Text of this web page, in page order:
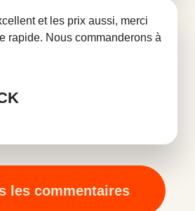
et les prix aussi, merci
rapide. Nous commanderons à
les commentaires